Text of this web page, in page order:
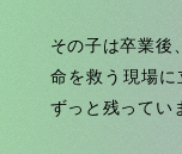
その子は卒業後
命を救う現場
ずっと残ってい